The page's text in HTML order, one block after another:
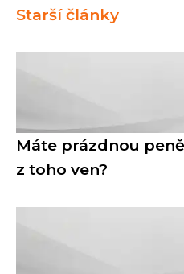
Starší články
Máte prázdnou
z toho ven?